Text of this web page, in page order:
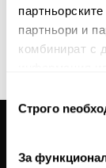
партньори и
комбинират с
наСтрого
За